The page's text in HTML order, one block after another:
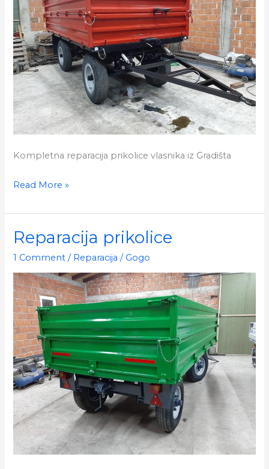
Kompletna reparacija prikolice vlasnika iz Gradišta
Reparacija
Read More »
Reparacija prikolice
1 Comment / Reparacija / Gogo